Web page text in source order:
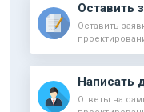
Оставить
Оставить
Написать
Ответы на